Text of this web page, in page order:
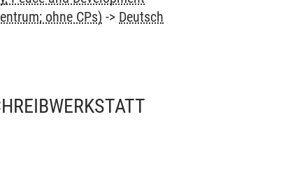
ohne CPs) -> Deutsch